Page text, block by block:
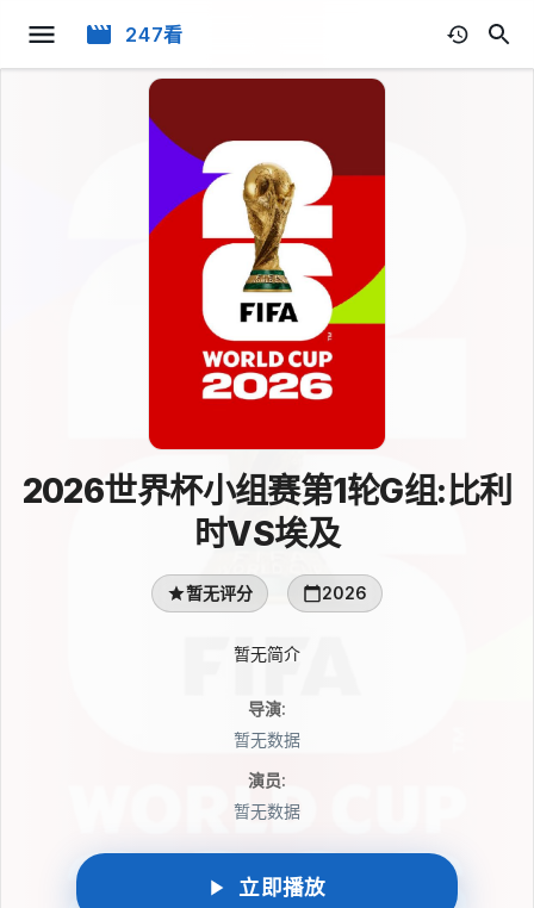
247看
2026世界杯小组赛第1轮G组:比利
时VS埃及
暂无评分 2026
暂无简介
导演:
暂无数据
演员:
暂无数据
立即播放